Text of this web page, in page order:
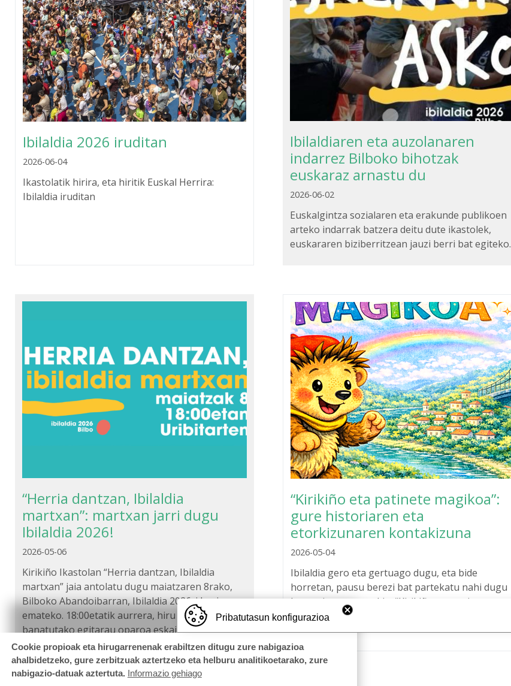
Ibilaldia 2026 iruditan
2026-06-04
Ikastolatik hirira, eta hiritik Euskal Herrira:
Ibilaldia iruditan
Ibilaldiaren eta auzolanaren
indarrez Bilboko bihotzak
euskaraz arnastu du
2026-06-02
Euskalgintza sozialaren eta erakunde publikoen
arteko indarrak batzera deitu dute ikastolek,
euskararen biziberritzean jauzi berri bat egiteko.
“Herria dantzan, Ibilaldia
martxan”: martxan jarri dugu
Ibilaldia 2026!
2026-05-06
Kirikiño Ikastolan “Herria dantzan, Ibilaldia
martxan” jaia antolatu dugu maiatzaren 8rako,
Bilboko Abandoibarran, Ibilaldia 2026ri hasiera
emateko. 18:00etatik aurrera, hiru gunetan
banatutako egitarau oparoa eskainiko dugu…
“Kirikiño eta patinete magikoa”:
gure historiaren eta
etorkizunaren kontakizuna
2026-05-04
Ibilaldia gero eta gertuago dugu, eta bide
horretan, pausu berezi bat partekatu nahi dugu
komunitate osoarekin: “Kirikiño eta patinete
magikoa” ipuina.
Pribatutasun konfigurazioa
Cookie propioak eta hirugarrenenak erabiltzen ditugu zure nabigazioa
ahalbidetzeko, gure zerbitzuak aztertzeko eta helburu analitikoetarako, zure
nabigazio-datuak aztertuta. Informazio gehiago